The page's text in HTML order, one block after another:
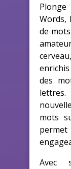
Words,
de
des
mots
Avec